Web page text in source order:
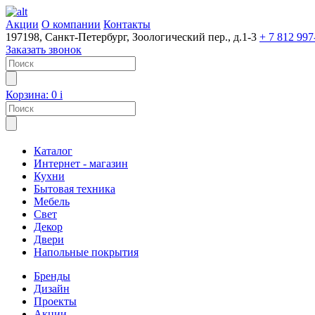
Акции О компании Контакты
197198, Санкт-Петербург, Зоологический пер., д.1-3 + 7 812
Заказать звонок
Корзина: 0 i
Каталог
Интернет - магазин
Кухни
Бытовая техника
Мебель
Свет
Декор
Двери
Напольные покрытия
Бренды
Дизайн
Проекты